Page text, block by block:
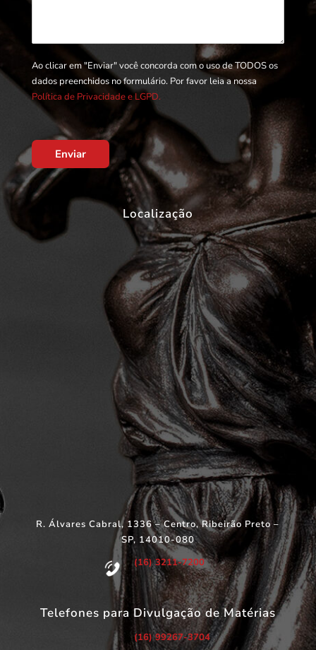
Ao clicar em "Enviar" você concorda com o uso de TODOS os
dados preenchidos no formulário. Por favor leia a nossa
Política de Privacidade e LGPD.
Enviar
Localização
R. Álvares Cabral, 1336 – Centro, Ribeirão Preto –
SP, 14010-080
(16) 3211-7200
Telefones para Divulgação de Matérias
(16) 99267-3704